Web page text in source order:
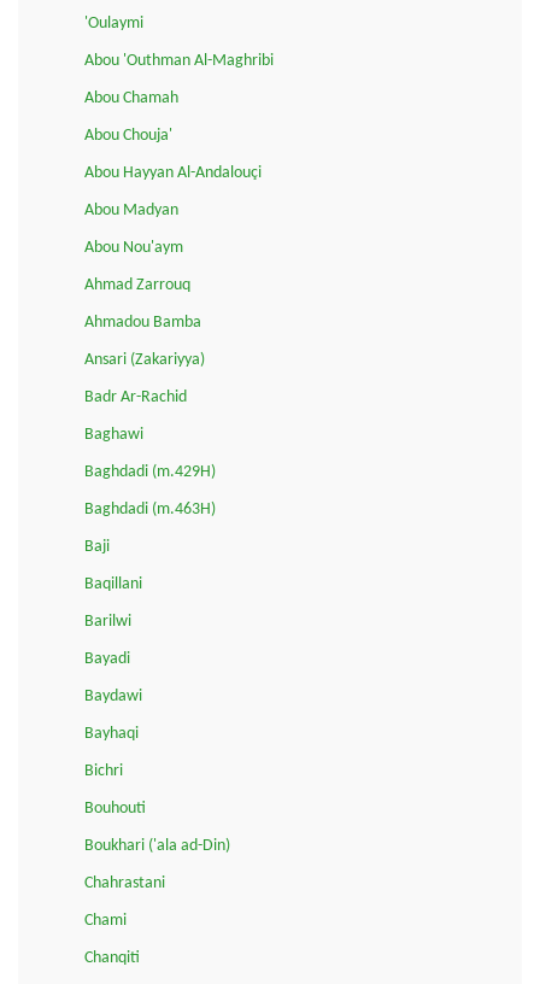
'Oulaymi
Abou 'Outhman Al-Maghribi
Abou Chamah
Abou Chouja'
Abou Hayyan Al-Andalouçi
Abou Madyan
Abou Nou'aym
Ahmad Zarrouq
Ahmadou Bamba
Ansari (Zakariyya)
Badr Ar-Rachid
Baghawi
Baghdadi (m.429H)
Baghdadi (m.463H)
Baji
Baqillani
Barilwi
Bayadi
Baydawi
Bayhaqi
Bichri
Bouhouti
Boukhari ('ala ad-Din)
Chahrastani
Chami
Chanqiti